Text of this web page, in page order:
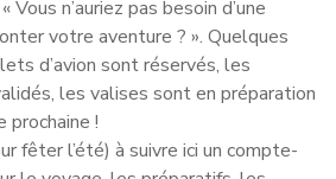
n’auriez pas besoin d’une
votre aventure ? ». Quelques
d’avion sont réservés, les
les valises sont en préparation
prochaine !
fêter l’été) à suivre ici un compte-